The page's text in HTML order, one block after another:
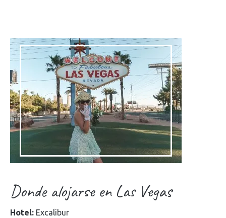
Donde alojarse en Las Vegas
Hotel: Excalibur